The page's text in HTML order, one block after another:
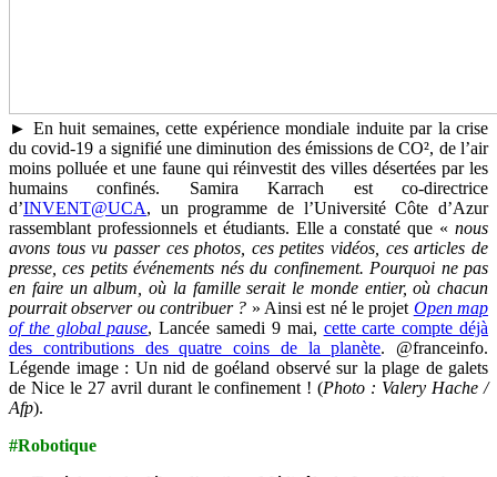
► En huit semaines, cette expérience mondiale induite par la crise
du covid-19 a signifié une diminution des émissions de CO², de l’air
moins polluée et une faune qui réinvestit des villes désertées par les
humains confinés. Samira Karrach est co-directrice
d’INVENT@UCA, un programme de l’Université Côte d’Azur
rassemblant professionnels et étudiants. Elle a constaté que « nous
avons tous vu passer ces photos, ces petites vidéos, ces articles de
presse, ces petits événements nés du confinement. Pourquoi ne pas
en faire un album, où la famille serait le monde entier, où chacun
pourrait observer ou contribuer ? » Ainsi est né le projet Open map
of the global pause, Lancée samedi 9 mai, cette carte compte déjà
des contributions des quatre coins de la planète. @franceinfo.
Légende image : Un nid de goéland observé sur la plage de galets
de Nice le 27 avril durant le confinement ! (Photo : Valery Hache /
Afp).
#Robotique